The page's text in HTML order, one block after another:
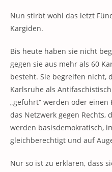
Nun stirbt wohl das letzt
Kargiden.
Bis heute haben sie nicht
gegen sie aus mehr als 60
besteht. Sie begreifen nicht,
Karlsruhe als
„geführt“ werden oder einen
das Netzwerk gegen Rechts,
werden basisdemokratisch,
gleichberechtigt und auf
Nur so ist zu erklären, dass